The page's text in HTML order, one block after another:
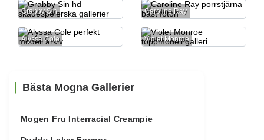
Grabby Sin Caroline Ray
Alyssa Cole Violet Monroe
Bästa Mogna Gallerier
Mogen Fru Interracial Creampie